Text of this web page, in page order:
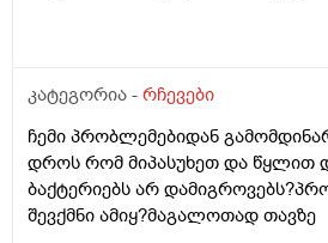
და ფულინრომ არჰვაქ
შედეგს იბ ის ექიმთან მაომც
იბნის ექიმყან რომ დ ვიტამინი
ექიმის დანიშნულებას ვენდო ის
არაა თან დიდათ რომ ვაკვირდები
მხრივ და ვერ ვენდობი და ხომ
კატეგორია - რჩევები
ჩემი პრობლემებიდან
დროს რომ მიპასუხეთ და წყლით
ბაქტერიებს არ
შევქმნი ამიყ?მაგალოთად თავზე